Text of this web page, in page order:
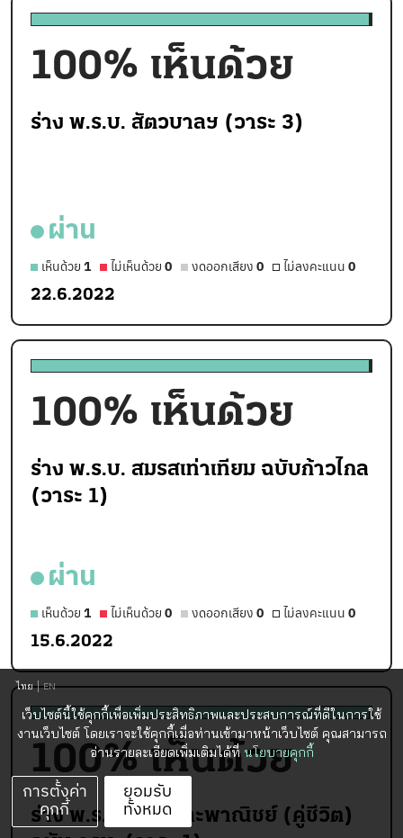
100% เห็นด้วย
ร่าง พ.ร.บ. สัตวบาลฯ (วาระ 3)
ผ่าน
เห็นด้วย 1 ไม่เห็นด้วย 0 งดออกเสียง 0 ไม่ลงคะแนน 0
22.6.2022
100% เห็นด้วย
ร่าง พ.ร.บ. สมรสเท่าเทียม ฉบับก้าวไกล
(วาระ 1)
ผ่าน
เห็นด้วย 1 ไม่เห็นด้วย 0 งดออกเสียง 0 ไม่ลงคะแนน 0
15.6.2022
100% เห็นด้วย
ร่าง พ.ร.บ. แพ่งและพาณิชย์ ​(คู่ชีวิต)
ไทย EN
เว็บไซต์นี้ใช้คุกกี้เพื่อเพิ่มประสิทธิภาพและประสบการณ์ที่ดีในการใช้
งานเว็บไซต์ โดยเราจะใช้คุกกี้เมื่อท่านเข้ามาหน้าเว็บไซต์ คุณสามารถ
อ่านรายละเอียดเพิ่มเติมได้ที่ นโยบายคุกกี้
การตั้งค่า
คุกกี้
ยอมรับ
ทั้งหมด